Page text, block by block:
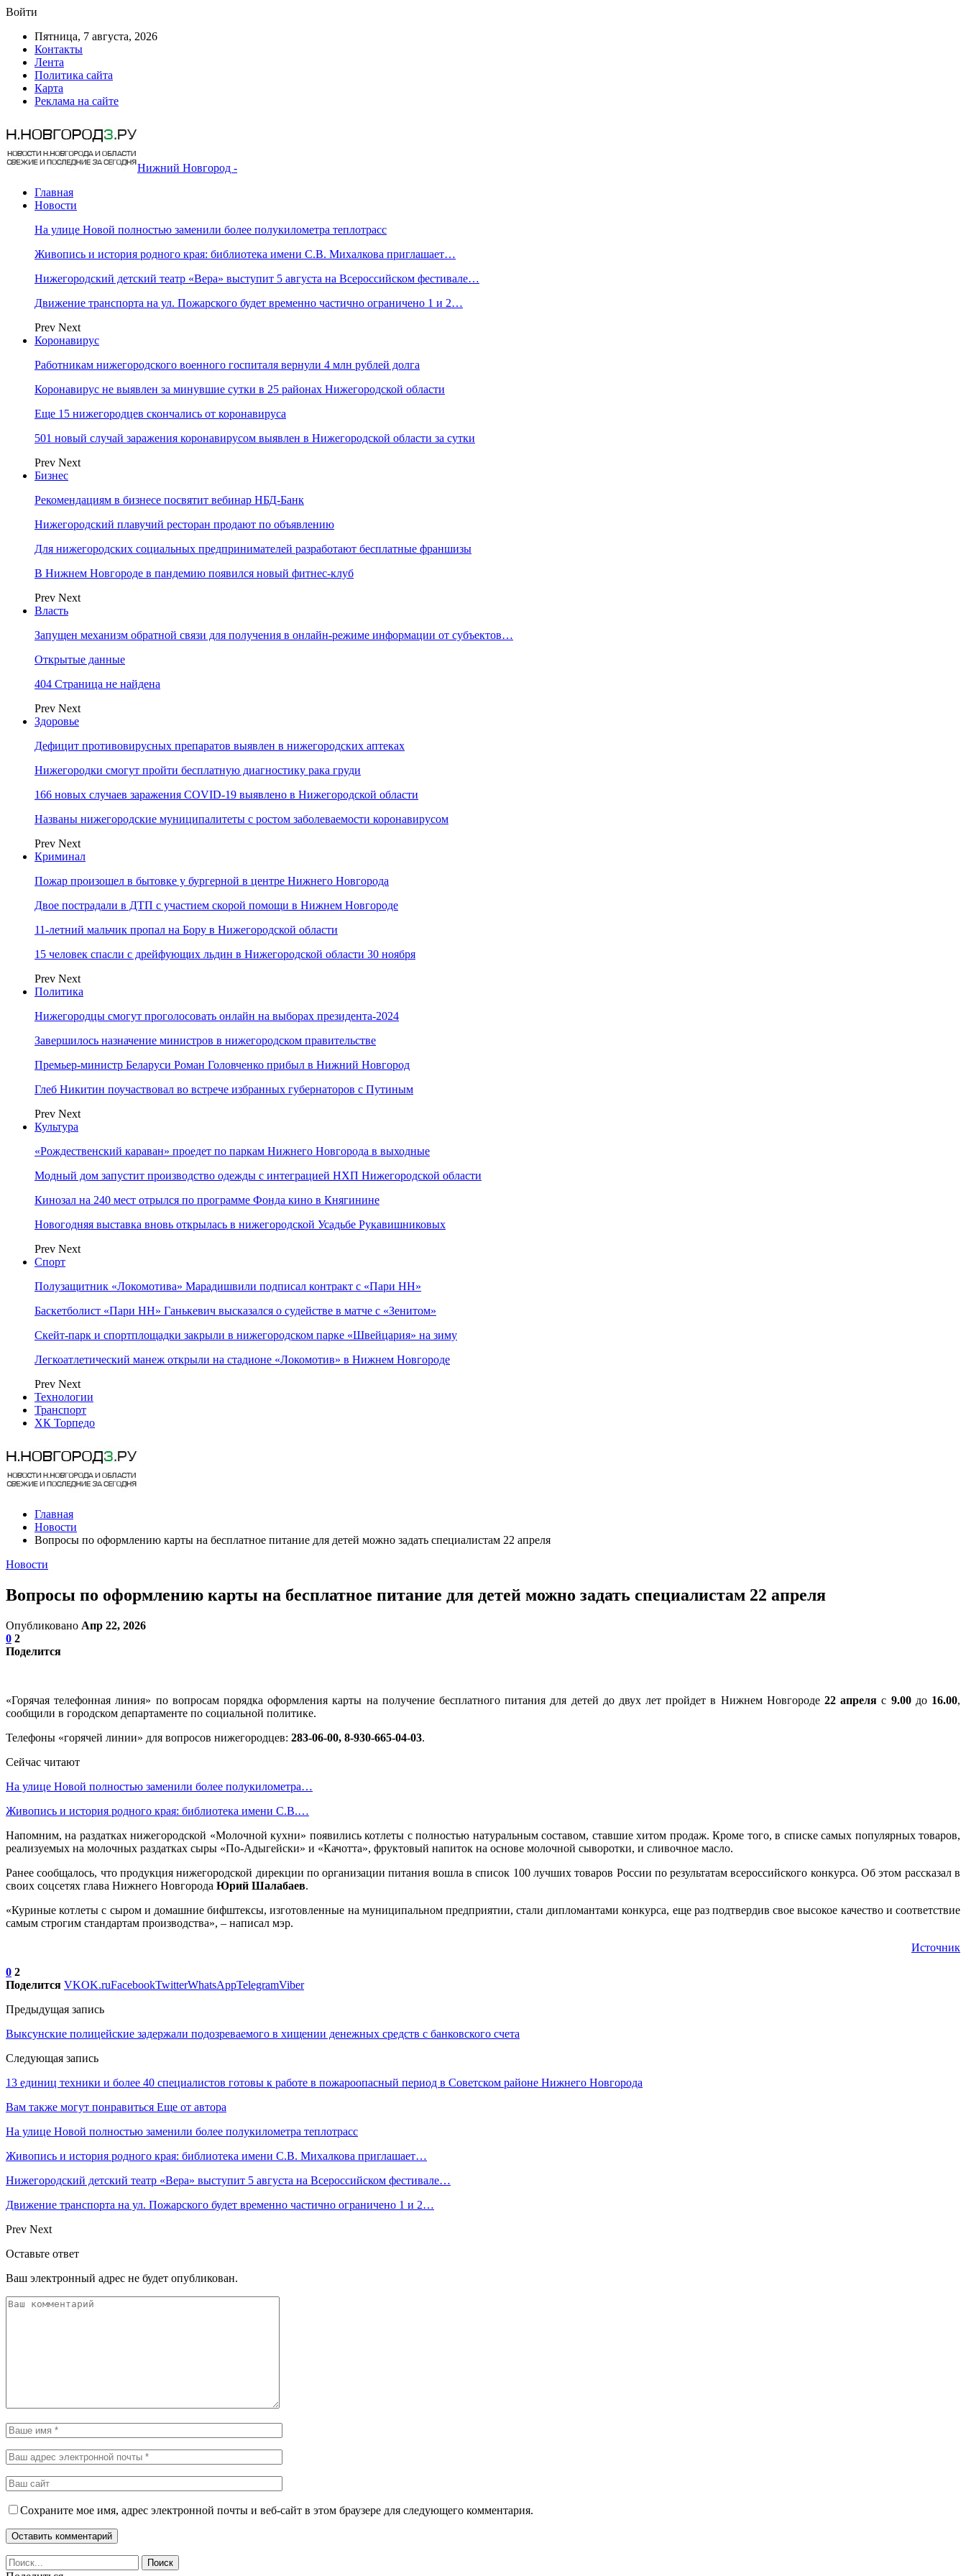
Войти
Пятница, 7 августа, 2026
Контакты
Лента
Политика сайта
Карта
Реклама на сайте
Нижний Новгород -
Главная
Новости
На улице Новой полностью заменили более полукилометра теплотрасс
Живопись и история родного края: библиотека имени С.В. Михалкова приглашает…
Нижегородский детский театр «Вера» выступит 5 августа на Всероссийском фестивале…
Движение транспорта на ул. Пожарского будет временно частично ограничено 1 и 2…
Prev Next
Коронавирус
Работникам нижегородского военного госпиталя вернули 4 млн рублей долга
Коронавирус не выявлен за минувшие сутки в 25 районах Нижегородской области
Еще 15 нижегородцев скончались от коронавируса
501 новый случай заражения коронавирусом выявлен в Нижегородской области за сутки
Prev Next
Бизнес
Рекомендациям в бизнесе посвятит вебинар НБД-Банк
Нижегородский плавучий ресторан продают по объявлению
Для нижегородских социальных предпринимателей разработают бесплатные франшизы
В Нижнем Новгороде в пандемию появился новый фитнес-клуб
Prev Next
Власть
Запущен механизм обратной связи для получения в онлайн-режиме информации от субъектов…
Открытые данные
404 Страница не найдена
Prev Next
Здоровье
Дефицит противовирусных препаратов выявлен в нижегородских аптеках
Нижегородки смогут пройти бесплатную диагностику рака груди
166 новых случаев заражения COVID-19 выявлено в Нижегородской области
Названы нижегородские муниципалитеты с ростом заболеваемости коронавирусом
Prev Next
Криминал
Пожар произошел в бытовке у бургерной в центре Нижнего Новгорода
Двое пострадали в ДТП с участием скорой помощи в Нижнем Новгороде
11-летний мальчик пропал на Бору в Нижегородской области
15 человек спасли с дрейфующих льдин в Нижегородской области 30 ноября
Prev Next
Политика
Нижегородцы смогут проголосовать онлайн на выборах президента-2024
Завершилось назначение министров в нижегородском правительстве
Премьер-министр Беларуси Роман Головченко прибыл в Нижний Новгород
Глеб Никитин поучаствовал во встрече избранных губернаторов с Путиным
Prev Next
Культура
«Рождественский караван» проедет по паркам Нижнего Новгорода в выходные
Модный дом запустит производство одежды с интеграцией НХП Нижегородской области
Кинозал на 240 мест отрылся по программе Фонда кино в Княгинине
Новогодняя выставка вновь открылась в нижегородской Усадьбе Рукавишниковых
Prev Next
Спорт
Полузащитник «Локомотива» Марадишвили подписал контракт с «Пари НН»
Баскетболист «Пари НН» Ганькевич высказался о судействе в матче с «Зенитом»
Скейт-парк и спортплощадки закрыли в нижегородском парке «Швейцария» на зиму
Легкоатлетический манеж открыли на стадионе «Локомотив» в Нижнем Новгороде
Prev Next
Технологии
Транспорт
ХК Торпедо
Главная
Новости
Вопросы по оформлению карты на бесплатное питание для детей можно задать специалистам 22 апреля
Новости
Вопросы по оформлению карты на бесплатное питание для детей можно задать специалистам 22 апреля
Опубликовано Апр 22, 2026
0 2
Поделится
«Горячая телефонная линия» по вопросам порядка оформления карты на получение бесплатного питания для детей до двух лет пройдет в Нижнем Новгороде22 апреля с 9.00до 16.00,
сообщили в городском департаменте по социальной политике.
Телефоны «горячей линии» для вопросов нижегородцев: 283-06-00, 8-930-665-04-03.
Сейчас читают
На улице Новой полностью заменили более полукилометра…
Живопись и история родного края: библиотека имени С.В.…
Напомним, на раздатках нижегородской «Молочной кухни» появились котлеты с полностью натуральным составом, ставшие хитом продаж. Кроме того, в списке самых популярных товаров,
реализуемых на молочных раздатках сыры «По-Адыгейски» и «Качотта», фруктовый напиток на основе молочной сыворотки, и сливочное масло.
Ранее сообщалось, что продукция нижегородской дирекции по организации питания вошла в список 100 лучших товаров России по результатам всероссийского конкурса. Об этом рассказал в
своих соцсетях глава Нижнего Новгорода Юрий Шалабаев.
«Куриные котлеты с сыром и домашние бифштексы, изготовленные на муниципальном предприятии, стали дипломантами конкурса, еще раз подтвердив свое высокое качество и соответствие
самым строгим стандартам производства», – написал мэр.
Источник
0 2
Поделится VKOK.ruFacebookTwitterWhatsAppTelegramViber
Предыдущая запись
Выксунские полицейские задержали подозреваемого в хищении денежных средств с банковского счета
Следующая запись
13 единиц техники и более 40 специалистов готовы к работе в пожароопасный период в Советском районе Нижнего Новгорода
Вам также могут понравиться Еще от автора
На улице Новой полностью заменили более полукилометра теплотрасс
Живопись и история родного края: библиотека имени С.В. Михалкова приглашает…
Нижегородский детский театр «Вера» выступит 5 августа на Всероссийском фестивале…
Движение транспорта на ул. Пожарского будет временно частично ограничено 1 и 2…
Prev Next
Оставьте ответ
Ваш электронный адрес не будет опубликован.
Сохраните мое имя, адрес электронной почты и веб-сайт в этом браузере для следующего комментария.